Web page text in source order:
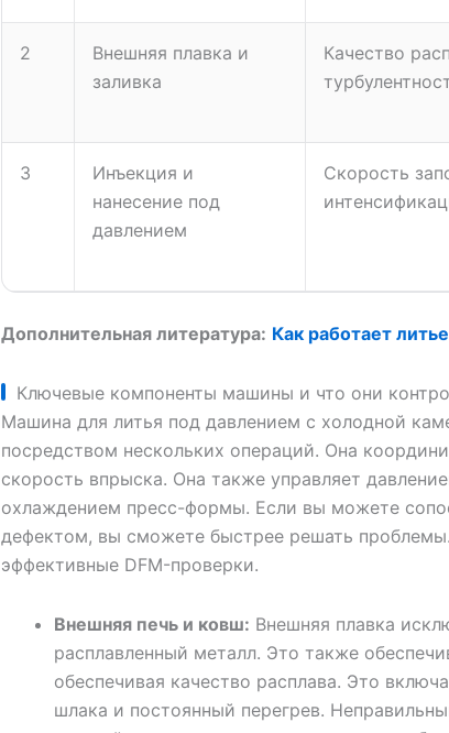
2
Внешняя плавка и
заливка
Качество
3
Инъекция и
нанесение под
давлением
Скорость
Дополнительная литература: Как работает
Ключевые компоненты машины и что они
Машина для литья под давлением с холодной
посредством нескольких операций. Она
скорость впрыска. Она также управляет
охлаждением пресс-формы. Если вы можете
дефектом, вы сможете быстрее решать
эффективные DFM-проверки.
Внешняя печь и ковш: Внешняя плавка
расплавленный металл. Это также
обеспечивая качество расплава. Это
шлака и постоянный перегрев.